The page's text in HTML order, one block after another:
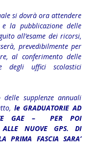
si dovrà ora attendere
la pubblicazione delle
all’esame dei ricorsi,
prevedibilmente per
al conferimento delle
degli uffici scolastici
supplenze annuali
le GRADUATORIE AD
GAE – PER POI
ALLE NUOVE GPS. DI
PRIMA FASCIA SARA’